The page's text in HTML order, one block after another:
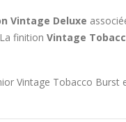
Vintage Deluxe
finition Vintage
Vintage Tobacco